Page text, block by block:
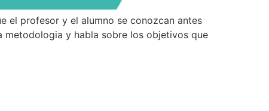
el profesor y el alumno se conozcan antes
metodologia y habla sobre los objetivos que